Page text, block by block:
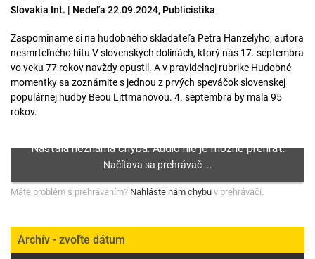
Slovakia Int. | Nedeľa 22.09.2024, Publicistika
Zaspomíname si na hudobného skladateľa Petra Hanzelyho, autora
nesmrteľného hitu V slovenských dolinách, ktorý nás 17. septembra
vo veku 77 rokov navždy opustil. A v pravidelnej rubrike Hudobné
momentky sa zoznámite s jednou z prvých speváčok slovenskej
populárnej hudby Beou Littmanovou. 4. septembra by mala 95
rokov.
Máte problém s prehrávaním? Nahláste nám chybu v prehrávači.
Archív - zvoľte dátum